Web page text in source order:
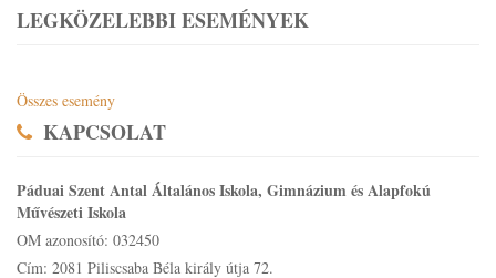
LEGKÖZELEBBI ESEMÉNYEK
Összes esemény
KAPCSOLAT
Páduai Szent Antal Általános Iskola, Gimnázium és Alapfokú
Művészeti Iskola
OM azonosító: 032450
Cím: 2081 Piliscsaba Béla király útja 72.